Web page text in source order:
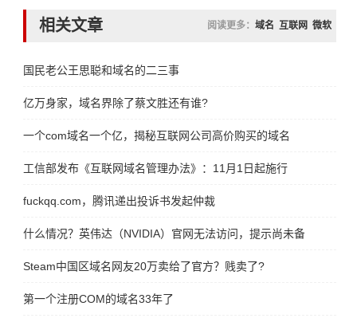
相关文章 阅读更多： 域名 互联网 微软
国民老公王思聪和域名的二三事
亿万身家，域名界除了蔡文胜还有谁?
一个com域名一个亿，揭秘互联网公司高价购买的域名
工信部发布《互联网域名管理办法》：11月1日起施行
fuckqq.com，腾讯递出投诉书发起仲裁
什么情况？英伟达（NVIDIA）官网无法访问，提示尚未备案
Steam中国区域名网友20万卖给了官方？贱卖了?
第一个注册COM的域名33年了